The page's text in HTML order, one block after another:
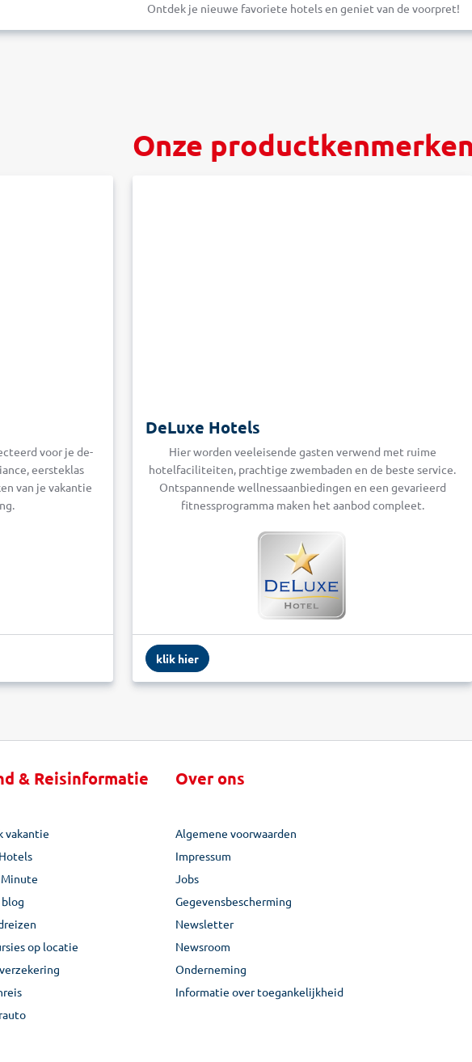
Ontdek je nieuwe favoriete hotels en geniet van de voorpret!
Onze productkenmerken
voor je de-
eersteklas
van je vakantie
DeLuxe Hotels
Hier worden veeleisende gasten verwend met ruime
hotelfaciliteiten, prachtige zwembaden en de beste service.
Ontspannende wellnessaanbiedingen en een gevarieerd
fitnessprogramma maken het aanbod compleet.
klik hier
& Reisinformatie
vakantie
Minute
blog
op locatie
Over ons
Algemene voorwaarden
Impressum
Jobs
Gegevensbescherming
Newsletter
Newsroom
Onderneming
Informatie over toegankelijkheid